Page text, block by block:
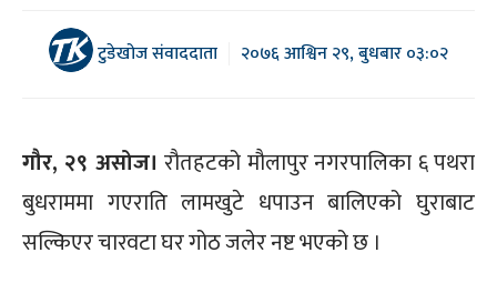
टुडेखोज संवाददाता २०७६ आश्विन २९, बुधबार ०३:०२
गौर, २९ असोज। रौतहटको मौलापुर नगरपालिका ६ पथरा
बुधराममा गएराति लामखुटे धपाउन बालिएको घुराबाट
सल्किएर चारवटा घर गोठ जलेर नष्ट भएको छ ।